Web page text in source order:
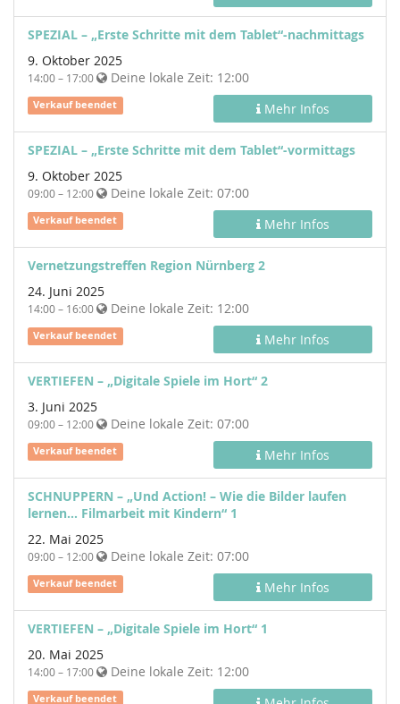
SPEZIAL – „Erste Schritte mit dem Tablet“-nachmittags
9. Oktober 2025
14:00 – 17:00 Deine lokale Zeit: 12:00
Verkauf beendet Mehr Infos
SPEZIAL – „Erste Schritte mit dem Tablet“-vormittags
9. Oktober 2025
09:00 – 12:00 Deine lokale Zeit: 07:00
Verkauf beendet Mehr Infos
Vernetzungstreffen Region Nürnberg 2
24. Juni 2025
14:00 – 16:00 Deine lokale Zeit: 12:00
Verkauf beendet Mehr Infos
VERTIEFEN – „Digitale Spiele im Hort“ 2
3. Juni 2025
09:00 – 12:00 Deine lokale Zeit: 07:00
Verkauf beendet Mehr Infos
SCHNUPPERN – „Und Action! – Wie die Bilder laufen
lernen… Filmarbeit mit Kindern“ 1
22. Mai 2025
09:00 – 12:00 Deine lokale Zeit: 07:00
Verkauf beendet Mehr Infos
VERTIEFEN – „Digitale Spiele im Hort“ 1
20. Mai 2025
14:00 – 17:00 Deine lokale Zeit: 12:00
Verkauf beendet